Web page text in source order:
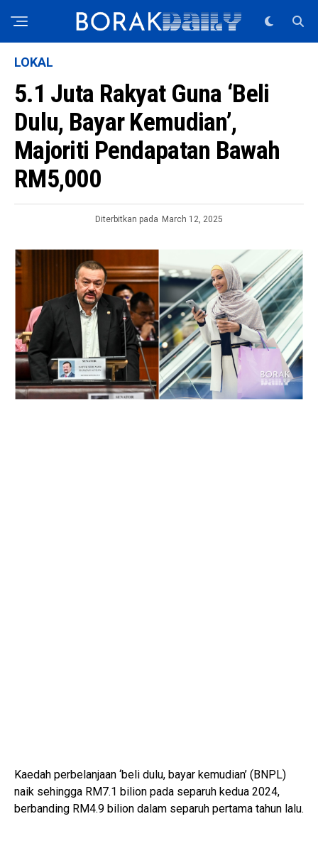
LOKAL
5.1 Juta Rakyat Guna ‘Beli
Dulu, Bayar Kemudian’,
Majoriti Pendapatan Bawah
RM5,000
Diterbitkan pada March 12, 2025
Kaedah perbelanjaan ‘beli dulu, bayar kemudian’ (BNPL)
naik sehingga RM7.1 bilion pada separuh kedua 2024,
berbanding RM4.9 bilion dalam separuh pertama tahun lalu.